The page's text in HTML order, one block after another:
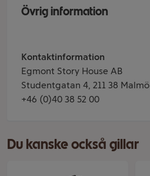
Övrig information
Kontaktinformation
Egmont Story House AB
Studentgatan 4, 211 38 Malmö
+46 (0)40 38 52 00
Du kanske också gillar